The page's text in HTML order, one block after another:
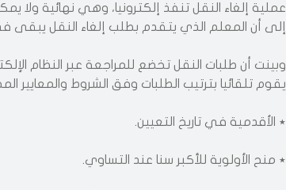
عملية إلغاء النقل تنفذ إلكترونيا، وهي نهائية ولا
إلى أن المعلم الذي يتقدم بطلب إلغاء النقل يبقى
وبينت أن طلبات النقل تخضع للمراجعة عبر النظام
يقوم تلقائيا بترتيب الطلبات وفق الشروط والمعايير
٭ الأقدمية في تاريخ التعيين.
٭ منح الأولوية للأكبر سنا عند التساوي.